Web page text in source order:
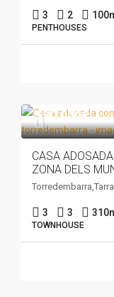
3 2 100
PENTHOUSES
590.000€
CASA
ZONA DELS
3 3 310
TOWNHOUSE